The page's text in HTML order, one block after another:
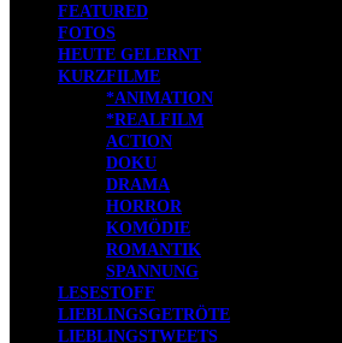
FEATURED
FOTOS
HEUTE GELERNT
KURZFILME
*ANIMATION
*REALFILM
ACTION
DOKU
DRAMA
HORROR
KOMÖDIE
ROMANTIK
SPANNUNG
LESESTOFF
LIEBLINGSGETRÖTE
LIEBLINGSTWEETS